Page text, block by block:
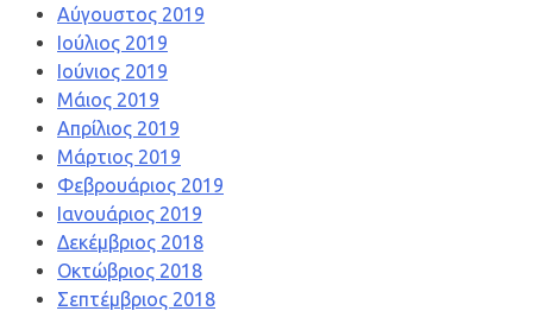
Αύγουστος 2019
Ιούλιος 2019
Ιούνιος 2019
Μάιος 2019
Απρίλιος 2019
Μάρτιος 2019
Φεβρουάριος 2019
Ιανουάριος 2019
Δεκέμβριος 2018
Οκτώβριος 2018
Σεπτέμβριος 2018